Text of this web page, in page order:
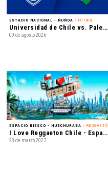
ESTADIO NACIONAL - ÑUÑOA / FÚTBOL
Universidad de Chile vs. Palestino - Liga de Primera Mercado Libre - Fecha 18
09 de agosto 2026
ESPACIO RIESCO - HUECHURABA / REGGAETÓN
I Love Reggaeton Chile - Espacio Riesco 2027
20 de marzo 2027